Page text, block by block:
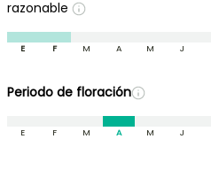
razonable
E F M A M J
Periodo de floración
E F M A M J